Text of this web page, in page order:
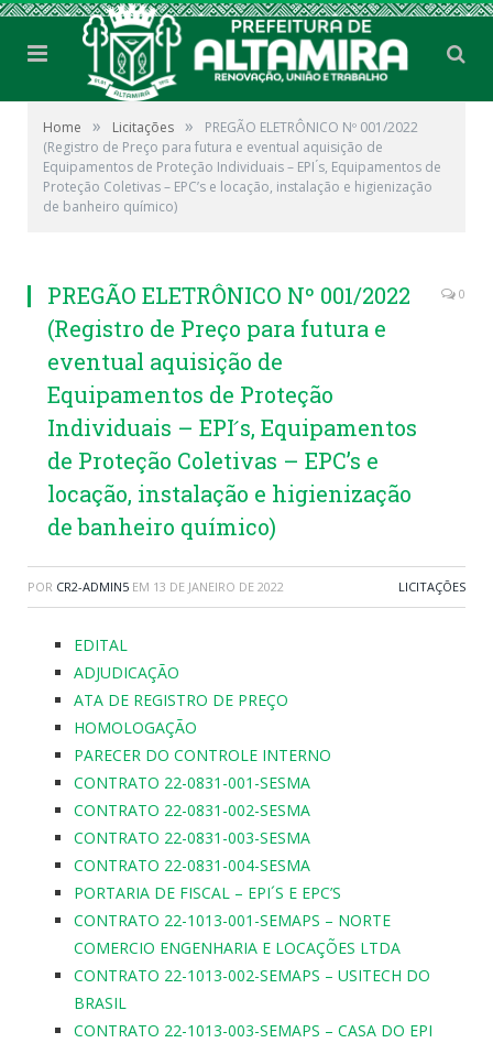
Home » Licitações »
PREGÃO ELETRÔNICO Nº 001/2022
(Registro de Preço para futura e eventual aquisição de
Equipamentos de Proteção Individuais – EPI ́s, Equipamentos de
Proteção Coletivas – EPC’s e locação, instalação e higienização
de banheiro químico)
PREGÃO ELETRÔNICO Nº 001/2022
(Registro de Preço para futura e
eventual aquisição de
Equipamentos de Proteção
Individuais – EPI ́s, Equipamentos
de Proteção Coletivas – EPC’s e
locação, instalação e higienização
de banheiro químico)
0
POR CR2-ADMIN5 EM 13 DE JANEIRO DE 2022 LICITAÇÕES
EDITAL
ADJUDICAÇÃO
ATA DE REGISTRO DE PREÇO
HOMOLOGAÇÃO
PARECER DO CONTROLE INTERNO
CONTRATO 22-0831-001-SESMA
CONTRATO 22-0831-002-SESMA
CONTRATO 22-0831-003-SESMA
CONTRATO 22-0831-004-SESMA
PORTARIA DE FISCAL – EPI´S E EPC’S
CONTRATO 22-1013-001-SEMAPS – NORTE
COMERCIO ENGENHARIA E LOCAÇÕES LTDA
CONTRATO 22-1013-002-SEMAPS – USITECH DO
BRASIL
CONTRATO 22-1013-003-SEMAPS – CASA DO EPI